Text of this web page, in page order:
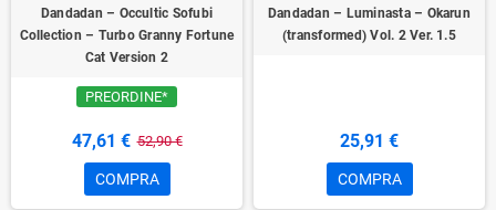
Dandadan – Occultic Sofubi
Collection – Turbo Granny Fortune
Cat Version 2
PREORDINE*
47,61 € 52,90 €
COMPRA
Dandadan – Luminasta – Okarun
(transformed) Vol. 2 Ver. 1.5
25,91 €
COMPRA